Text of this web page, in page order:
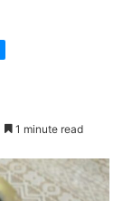
1 minute read